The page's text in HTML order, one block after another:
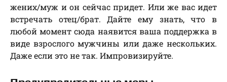
жених/муж и он сейчас придет. Или же вас идет
встречать отец/брат. Дайте ему знать, что в
любой момент сюда наявится ваша поддержка в
виде взрослого мужчины или даже нескольких.
Даже если это не так. Импровизируйте.